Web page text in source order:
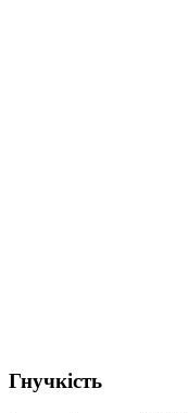
Гнучкість